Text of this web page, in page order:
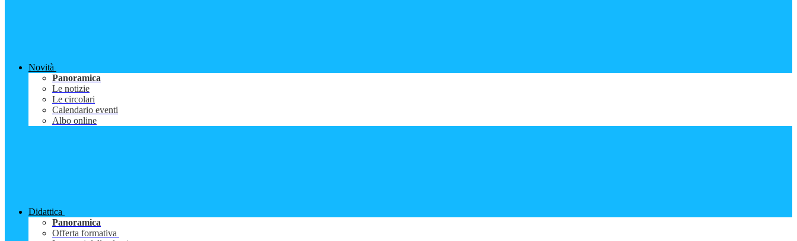
Novità
Panoramica
Le notizie
Le circolari
Calendario eventi
Albo online
Didattica
Panoramica
Offerta formativa